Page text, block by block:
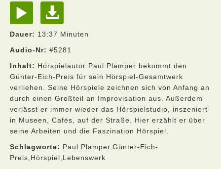
Dauer: 13:37 Minuten
Audio-Nr: #5281
Inhalt: Hörspielautor Paul Plamper bekommt den
Günter-Eich-Preis für sein Hörspiel-Gesamtwerk
verliehen. Seine Hörspiele zeichnen sich von Anfang an
durch einen Großteil an Improvisation aus. Außerdem
verlässt er immer wieder das Hörspielstudio, inszeniert
in Museen, Cafés, auf der Straße. Hier erzählt er über
seine Arbeiten und die Faszination Hörspiel.
Schlagworte: Paul Plamper,Günter-Eich-
Preis,Hörspiel,Lebenswerk